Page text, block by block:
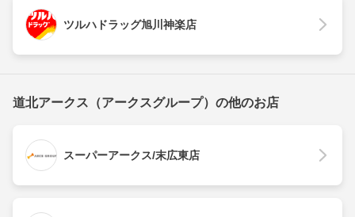
ツルハドラッグ旭川神楽店
道北アークス（アークスグループ）の他のお店
スーパーアークス/末広東店